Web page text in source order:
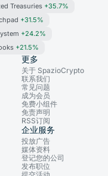
Treasuries +35.7%
+31.5%
+24.2%
+21.5%
更多
关于 SpazioCrypto
联系我们
常见问题
成为会员
免费小组件
免责声明
RSS订阅
企业服务
投放广告
媒体资料
登记您的公司
发布职位